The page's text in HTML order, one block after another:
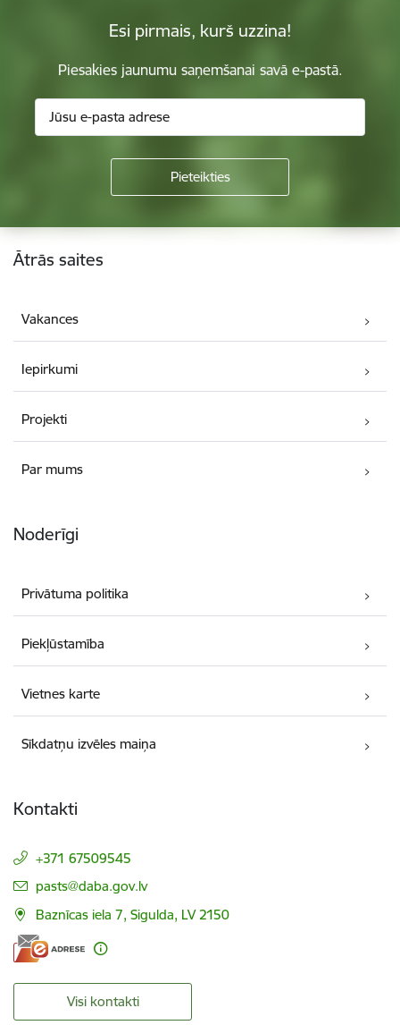
Esi pirmais, kurš uzzina!
Piesakies jaunumu saņemšanai savā e-pastā.
Kājene
Ātrās saites
Vakances
Iepirkumi
Projekti
Par mums
Noderīgi
Privātuma politika
Piekļūstamība
Vietnes karte
Sīkdatņu izvēles maiņa
Kontakti
+371 67509545
E-pasts:
pasts@daba.gov.lv
Baznīcas iela 7, Sigulda, LV 2150
Visi kontakti